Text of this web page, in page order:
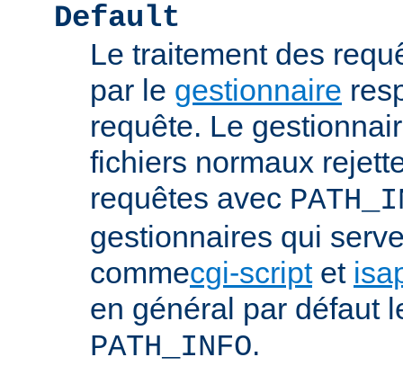
Default
Le traitement des
par le gestionnaire
requête. Le
fichiers normaux
requêtes avec
gestionnaires qui
commecgi-scriptet
en général par défaut
PATH_INFO.